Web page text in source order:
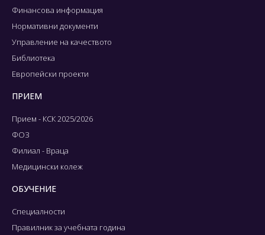
Финансова информация
Нормативни документи
Управление на качеството
Библиотека
Европейски проекти
ПРИЕМ
Прием - КСК 2025/2026
ФОЗ
Филиал - Враца
Медицински колеж
ОБУЧЕНИЕ
Специалности
Правилник за учебната година